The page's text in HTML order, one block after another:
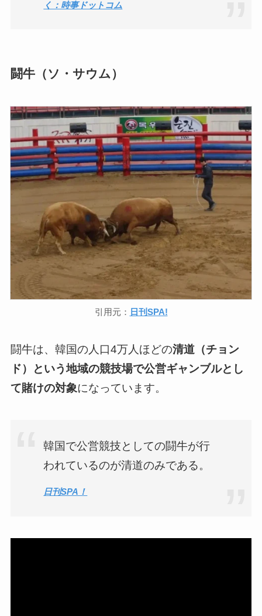
く：時事ドットコム
闘牛（ソ・サウム）
引用元： 日刊SPA!
闘牛は、韓国の人口4万人ほどの清道（チョン
ド）という地域の競技場で公営ギャンブルとし
て賭けの対象になっています。
韓国で公営競技としての闘牛が行
われているのが清道のみである。
日刊SPA！